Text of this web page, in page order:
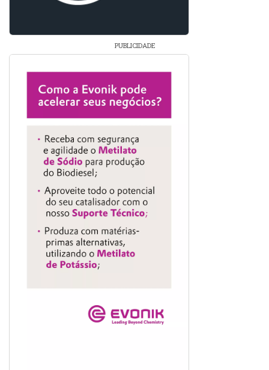
PUBLICIDADE